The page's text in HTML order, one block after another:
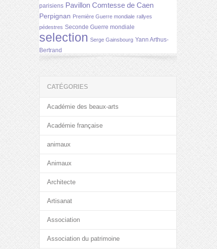
parisiens Pavillon Comtesse de Caen
Perpignan Première Guerre mondiale rallyes
pédestres Seconde Guerre mondiale
selection Serge Gainsbourg Yann Arthus-
Bertrand
CATÉGORIES
Académie des beaux-arts
Académie française
animaux
Animaux
Architecte
Artisanat
Association
Association du patrimoine